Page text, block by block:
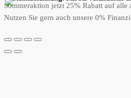
Sommeraktion jetzt 25% Rabatt auf alle
Nutzen Sie gern auch unsere 0%